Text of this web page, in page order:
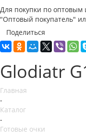
Для покупки по оптовым
"Оптовый покупатель"
Поделиться
Glodiatr
Главная
-
Каталог
-
Готовые очки